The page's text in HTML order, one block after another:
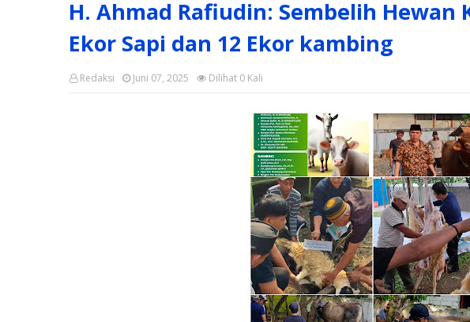
H. Ahmad Rafiudin: Sembelih Hewan
Ekor Sapi dan 12 Ekor kambing
Redaksi Dilihat 0 Kali
Juni 07, 2025